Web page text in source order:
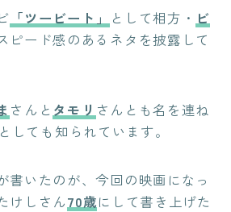
「ツービート」 として相方・ ビ
ピード感のあるネタを披露して
さんと タモリ さんとも名を連ね
としても知られています。
書いたのが、今回の映画になっ
けしさん70歳にして書き上げた